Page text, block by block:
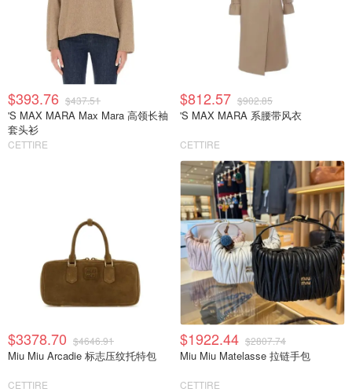
$393.76 $437.51
'S MAX MARA Max Mara 高领长袖
套头衫
CETTIRE
$812.57 $902.85
'S MAX MARA 系腰带风衣
CETTIRE
$3378.70 $4646.91
Miu Miu Arcadie 标志压纹托特包
CETTIRE
$1922.44 $2807.74
Miu Miu Matelasse 拉链手包
CETTIRE